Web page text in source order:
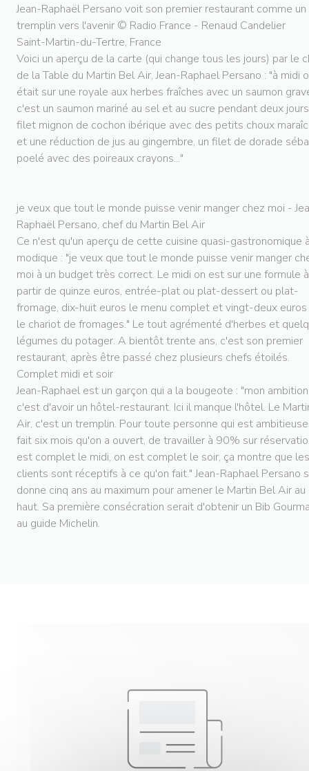
Jean-Raphaël Persano voit son premier restaurant comme un
tremplin vers l'avenir © Radio France - Renaud Candelier
Saint-Martin-du-Tertre, France
Voici un aperçu de la carte (qui change tous les jours) par le
de la Table du Martin Bel Air, Jean-Raphael Persano : "à midi
était sur une royale aux herbes fraîches avec un saumon
c'est un saumon mariné au sel et au sucre pendant deux
filet mignon de cochon ibérique avec des petits choux
et une réduction de jus au gingembre, un filet de dorade
poelé avec des poireaux crayons..."
je veux que tout le monde puisse venir manger chez moi -
Raphaël Persano, chef du Martin Bel Air
Ce n'est qu'un aperçu de cette cuisine quasi-gastronomique
modique : "je veux que tout le monde puisse venir manger
moi à un budget très correct. Le midi on est sur une formule à
partir de quinze euros, entrée-plat ou plat-dessert ou plat-
fromage, dix-huit euros le menu complet et vingt-deux
le chariot de fromages." Le tout agrémenté d'herbes et
légumes du potager. A bientôt trente ans, c'est son premier
restaurant, après être passé chez plusieurs chefs étoilés.
Complet midi et soir
Jean-Raphael est un garçon qui a la bougeote : "mon ambition
c'est d'avoir un hôtel-restaurant. Ici il manque l'hôtel. Le
Air, c'est un tremplin. Pour toute personne qui est
fait six mois qu'on a ouvert, de travailler à 90% sur
est complet le midi, on est complet le soir, ça montre que les
clients sont réceptifs à ce qu'on fait." Jean-Raphael Persano
donne cinq ans au maximum pour amener le Martin Bel Air au
haut. Sa première consécration serait d'obtenir un Bib
au guide Michelin.